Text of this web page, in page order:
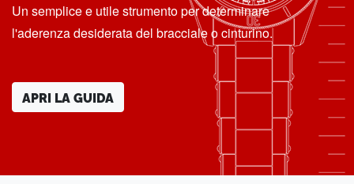
Un semplice e utile strumento per determinare
l'aderenza desiderata del bracciale o cinturino.
APRI LA GUIDA